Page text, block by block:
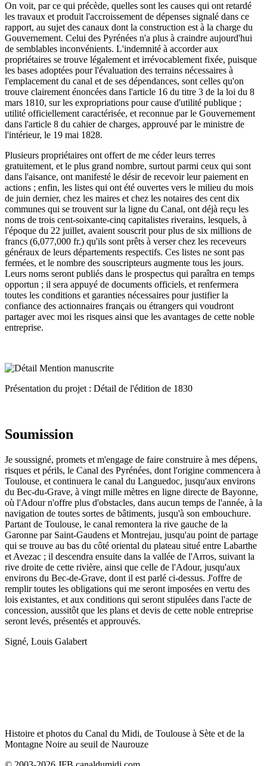
On voit, par ce qui précède, quelles sont les causes qui ont retardé
les travaux et produit l'accroissement de dépenses signalé dans ce
rapport, au sujet des canaux dont la construction est à la charge du
Gouvernement. Celui des Pyrénées n'a plus à craindre aujourd'hui
de semblables inconvénients. L'indemnité à accorder aux
propriétaires se trouve légalement et irrévocablement fixée, puisque
les bases adoptées pour l'évaluation des terrains nécessaires à
l'emplacement du canal et de ses dépendances, sont celles qu'on
trouve clairement énoncées dans l'article 16 du titre 3 de la loi du 8
mars 1810, sur les expropriations pour cause d'utilité publique ;
utilité officiellement caractérisée, et reconnue par le Gouvernement
dans l'article 8 du cahier de charges, approuvé par le ministre de
l'intérieur, le 19 mai 1828.
Plusieurs propriétaires ont offert de me céder leurs terres
gratuitement, et le plus grand nombre, surtout parmi ceux qui sont
dans l'aisance, ont manifesté le désir de recevoir leur paiement en
actions ; enfin, les listes qui ont été ouvertes vers le milieu du mois
de juin dernier, chez les maires et chez les notaires des cent dix
communes qui se trouvent sur la ligne du Canal, ont déjà reçu les
noms de trois cent-soixante-cinq capitalistes riverains, lesquels, à
l'époque du 22 juillet, avaient souscrit pour plus de six millions de
francs (6,077,000 fr.) qu'ils sont prêts à verser chez les receveurs
généraux de leurs départements respectifs. Ces listes ne sont pas
fermées, et le nombre des souscripteurs augmente tous les jours.
Leurs noms seront publiés dans le prospectus qui paraîtra en temps
opportun ; il sera appuyé de documents officiels, et renfermera
toutes les conditions et garanties nécessaires pour justifier la
confiance des actionnaires français ou étrangers qui voudront
partager avec moi les risques ainsi que les avantages de cette noble
entreprise.
Présentation du projet : Détail de l'édition de 1830
Soumission
Je soussigné, promets et m'engage de faire construire à mes dépens,
risques et périls, le Canal des Pyrénées, dont l'origine commencera à
Toulouse, et continuera le canal du Languedoc, jusqu'aux environs
du Bec-du-Grave, à vingt mille mètres en ligne directe de Bayonne,
où l'Adour n'offre plus d'obstacles, dans aucun temps de l'année, à la
navigation de toutes sortes de bâtiments, jusqu'à son embouchure.
Partant de Toulouse, le canal remontera la rive gauche de la
Garonne par Saint-Gaudens et Montrejau, jusqu'au point de partage
qui se trouve au bas du côté oriental du plateau situé entre Labarthe
et Avezac ; il descendra ensuite dans la vallée de l'Arros, suivant la
rive droite de cette rivière, ainsi que celle de l'Adour, jusqu'aux
environs du Bec-de-Grave, dont il est parlé ci-dessus. J'offre de
remplir toutes les obligations qui me seront imposées en vertu des
lois existantes, et aux conditions qui seront stipulées dans l'acte de
concession, aussitôt que les plans et devis de cette noble entreprise
seront levés, présentés et approuvés.
Signé, Louis Galabert
Histoire et photos du Canal du Midi, de Toulouse à Sète et de la
Montagne Noire au seuil de Naurouze